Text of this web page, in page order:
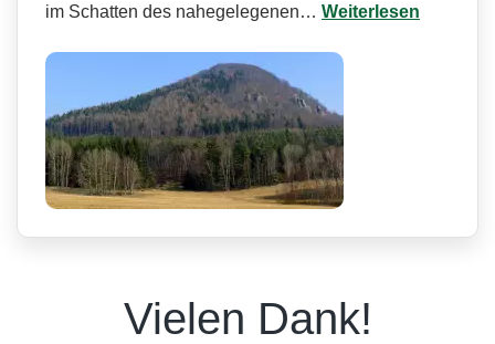
im Schatten des nahegelegenen… Weiterlesen
Vielen Dank!